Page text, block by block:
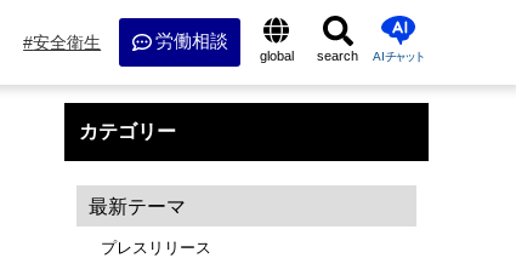
安全衛生 労働相談
global search AIチャット
カテゴリー
最新テーマ
プレスリリース